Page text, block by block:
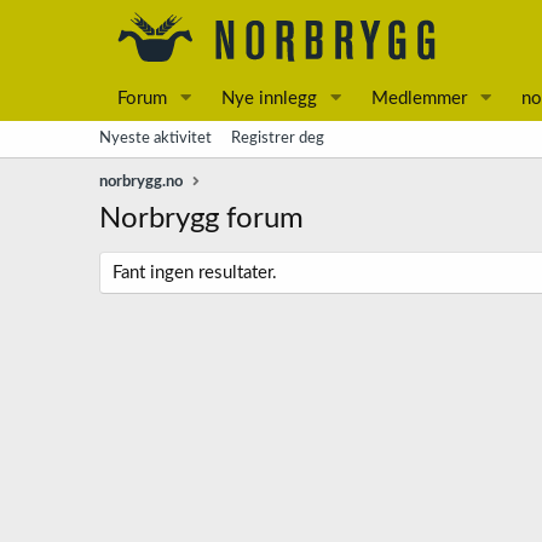
Forum Nye innlegg Medlemmer
Nyeste aktivitet Registrer deg
norbrygg.no
Norbrygg forum
Fant ingen resultater.